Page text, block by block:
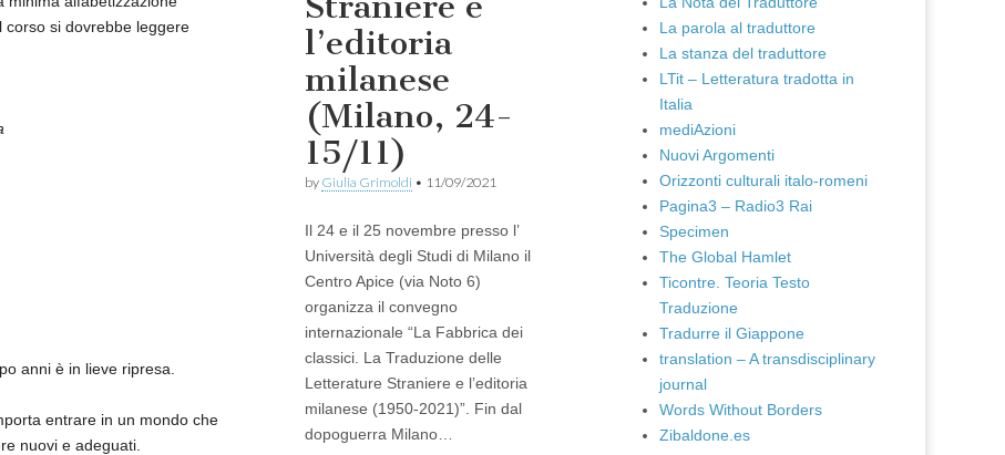
corso si dovrebbe leggere
anni è in lieve ripresa.
entrare in un mondo che
nuovi e adeguati.
l’editoria
milanese
(Milano, 24-
15/11)
by Giulia Grimoldi • 11/09/2021
Il 24 e il 25 novembre presso l’
Università degli Studi di Milano il
Centro Apice (via Noto 6)
organizza il convegno
internazionale “La Fabbrica dei
classici. La Traduzione delle
Letterature Straniere e l’editoria
milanese (1950-2021)”. Fin dal
dopoguerra Milano…
La parola al traduttore
La stanza del traduttore
LTit – Letteratura tradotta in
Italia
mediAzioni
Nuovi Argomenti
Orizzonti culturali italo-romeni
Pagina3 – Radio3 Rai
Specimen
The Global Hamlet
Ticontre. Teoria Testo
Traduzione
Tradurre il Giappone
translation – A transdisciplinary
journal
Words Without Borders
Zibaldone.es